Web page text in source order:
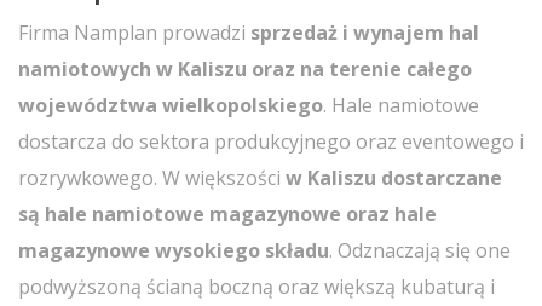
Firma Namplan prowadzi sprzedaż i wynajem hal
namiotowych w Kaliszu oraz na terenie całego
województwa wielkopolskiego. Hale namiotowe
dostarcza do sektora produkcyjnego oraz eventowego i
rozrywkowego. W większości w Kaliszu dostarczane
są hale namiotowe magazynowe oraz hale
magazynowe wysokiego składu. Odznaczają się one
podwyższoną ścianą boczną oraz większą kubaturą i